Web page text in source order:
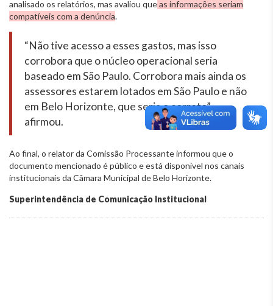
analisado os relatórios, mas avaliou queas informações seriam
compatíveis com a denúncia.
“Não tive acesso a esses gastos, mas isso
corrobora que o núcleo operacional seria
baseado em São Paulo. Corrobora mais ainda os
assessores estarem lotados em São Paulo e não
em Belo Horizonte, que seria o correto”,
afirmou.
Ao final, o relator da Comissão Processante informou que o
documento mencionado é público e está disponível nos canais
institucionais da Câmara Municipal de Belo Horizonte.
Superintendência de Comunicação Institucional